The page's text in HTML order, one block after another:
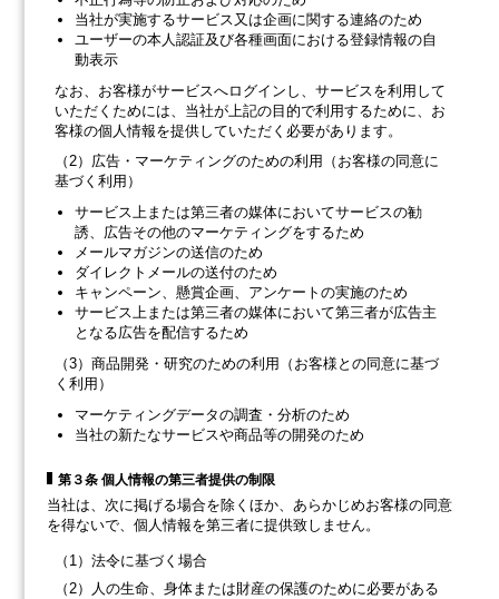
当社が実施するサービス又は企画に関する連絡のため
ユーザーの本人認証及び各種画面における登録情報の自
動表示
なお、お客様がサービスへログインし、サービスを利用して
いただくためには、当社が上記の目的で利用するために、お
客様の個人情報を提供していただく必要があります。
（2）広告・マーケティングのための利用（お客様の同意に
基づく利用）
サービス上または第三者の媒体においてサービスの勧
誘、広告その他のマーケティングをするため
メールマガジンの送信のため
ダイレクトメールの送付のため
キャンペーン、懸賞企画、アンケートの実施のため
サービス上または第三者の媒体において第三者が広告主
となる広告を配信するため
（3）商品開発・研究のための利用（お客様との同意に基づ
く利用）
マーケティングデータの調査・分析のため
当社の新たなサービスや商品等の開発のため
第３条 個人情報の第三者提供の制限
当社は、次に掲げる場合を除くほか、あらかじめお客様の同意
を得ないで、個人情報を第三者に提供致しません。
（1）法令に基づく場合
（2）人の生命、身体または財産の保護のために必要がある